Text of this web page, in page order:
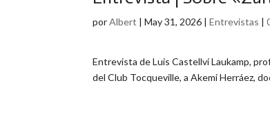
porAlbert |May 31, 2026 |Entrevistas |
Entrevista de Luis Castellví Laukamp,
del Club Tocqueville, a Akemi Herráez,